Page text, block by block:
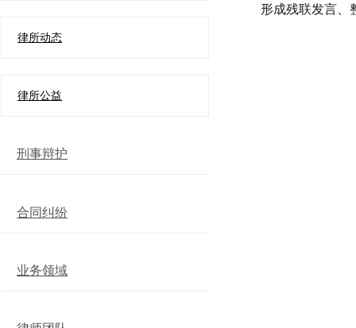
律所动态
律所公益
刑事辩护
合同纠纷
业务领域
形成残联发言、